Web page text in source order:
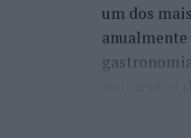
“Já se
Criativas e
e, agora,
um dos
anualmente
Para